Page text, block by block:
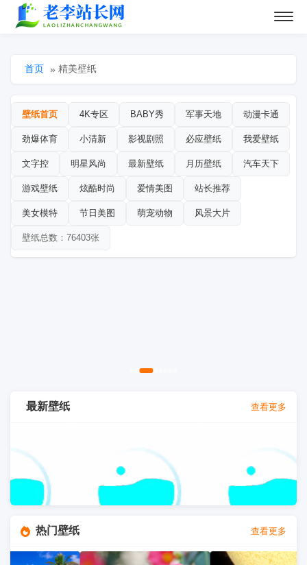
首页 » 精美壁纸
壁纸首页 4K专区 BABY秀 军事天地 动漫卡通
劲爆体育 小清新 影视剧照 必应壁纸 我爱壁纸
文字控 明星风尚 最新壁纸 月历壁纸 汽车天下
游戏壁纸 炫酷时尚 爱情美图 站长推荐
美女模特 节日美图 萌宠动物 风景大片
壁纸总数：76403张
最新壁纸 查看更多
热门壁纸 查看更多